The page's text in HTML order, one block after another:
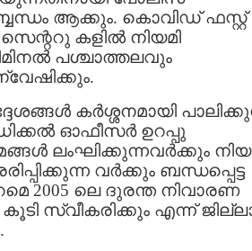
ആക്കും. കൊവിഡ് ഫസ്റ്റ്
സെന്ററു കളിൽ നിയമി
പശ്ചാത്തലവും
കർശ്ശനമായി
ഓഫീസർ ഉറപ്പു
ലംഘിക്കുന്നവർക്കും
വർക്കും ബന്ധപ്പെട്ട
2005 ലെ ദുരന്ത നിവാരണ
സ്വീകരിക്കും എന്ന്